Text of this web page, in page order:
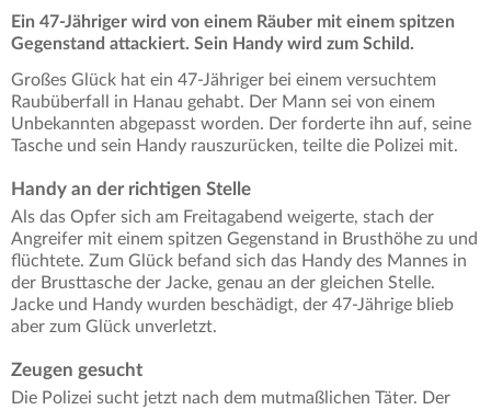
Ein 47-Jähriger wird von einem Räuber mit einem spitzen
Gegenstand attackiert. Sein Handy wird zum Schild.
Großes Glück hat ein 47-Jähriger bei einem versuchtem
Raubüberfall in Hanau gehabt. Der Mann sei von einem
Unbekannten abgepasst worden. Der forderte ihn auf, seine
Tasche und sein Handy rauszurücken, teilte die Polizei mit.
Handy an der richtigen Stelle
Als das Opfer sich am Freitagabend weigerte, stach der
Angreifer mit einem spitzen Gegenstand in Brusthöhe zu und
flüchtete. Zum Glück befand sich das Handy des Mannes in
der Brusttasche der Jacke, genau an der gleichen Stelle.
Jacke und Handy wurden beschädigt, der 47-Jährige blieb
aber zum Glück unverletzt.
Zeugen gesucht
Die Polizei sucht jetzt nach dem mutmaßlichen Täter. Der